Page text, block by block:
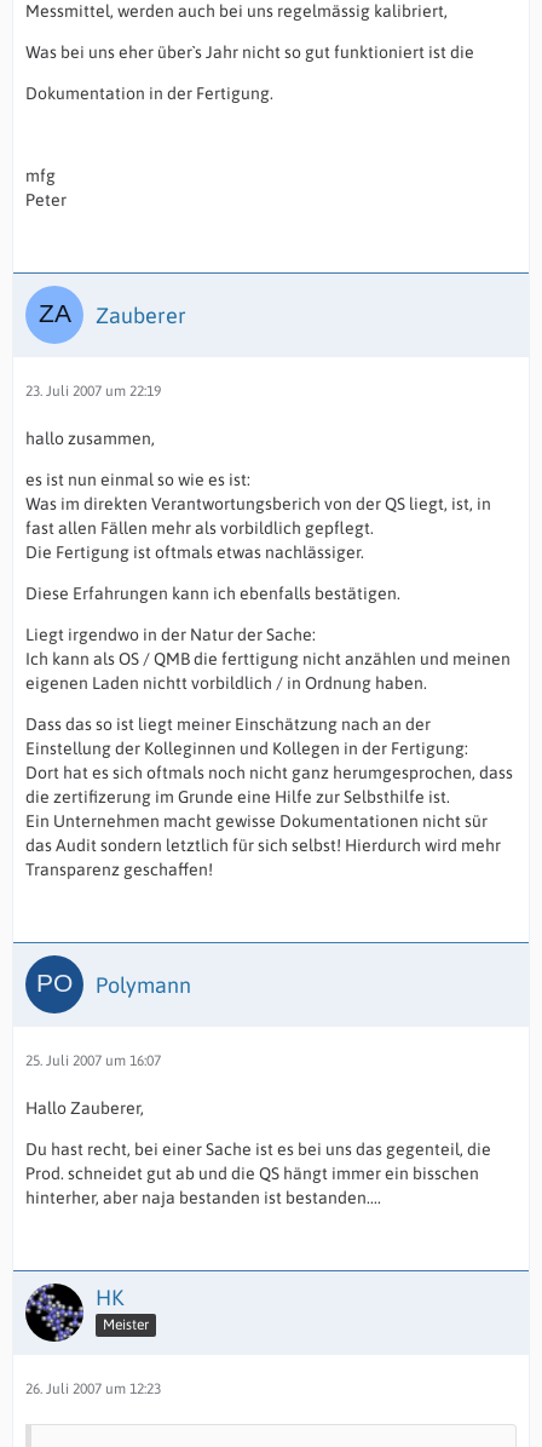
Messmittel, werden auch bei uns regelmässig kalibriert,
Was bei uns eher über`s Jahr nicht so gut funktioniert ist die
Dokumentation in der Fertigung.
mfg
Peter
Zauberer
23. Juli 2007 um 22:19
hallo zusammen,
es ist nun einmal so wie es ist:
Was im direkten Verantwortungsberich von der QS liegt, ist, in
fast allen Fällen mehr als vorbildlich gepflegt.
Die Fertigung ist oftmals etwas nachlässiger.
Diese Erfahrungen kann ich ebenfalls bestätigen.
Liegt irgendwo in der Natur der Sache:
Ich kann als OS / QMB die ferttigung nicht anzählen und meinen
eigenen Laden nichtt vorbildlich / in Ordnung haben.
Dass das so ist liegt meiner Einschätzung nach an der
Einstellung der Kolleginnen und Kollegen in der Fertigung:
Dort hat es sich oftmals noch nicht ganz herumgesprochen, dass
die zertifizerung im Grunde eine Hilfe zur Selbsthilfe ist.
Ein Unternehmen macht gewisse Dokumentationen nicht sür
das Audit sondern letztlich für sich selbst! Hierdurch wird mehr
Transparenz geschaffen!
Polymann
25. Juli 2007 um 16:07
Hallo Zauberer,
Du hast recht, bei einer Sache ist es bei uns das gegenteil, die
Prod. schneidet gut ab und die QS hängt immer ein bisschen
hinterher, aber naja bestanden ist bestanden....
HK
Meister
26. Juli 2007 um 12:23